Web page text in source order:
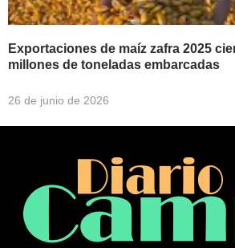
Exportaciones de maíz zafra 2025
millones de toneladas embarcadas
26 de junio de 2026